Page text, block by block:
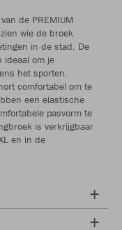
de PREMIUM
wie de broek
in de stad. De
ideaal om je
het sporten.
comfortabel om te
een elastische
pasvorm te
is verkrijgbaar
en in de